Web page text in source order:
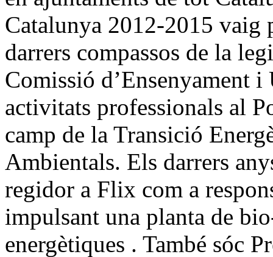
Catalunya 2012-2015 vaig
darrers compassos de la
Comissió d’Ensenyament
activitats professionals al
camp de la Transició
Ambientals. Els darrers
regidor a Flix com a
impulsant una planta de
energètiques . També sóc